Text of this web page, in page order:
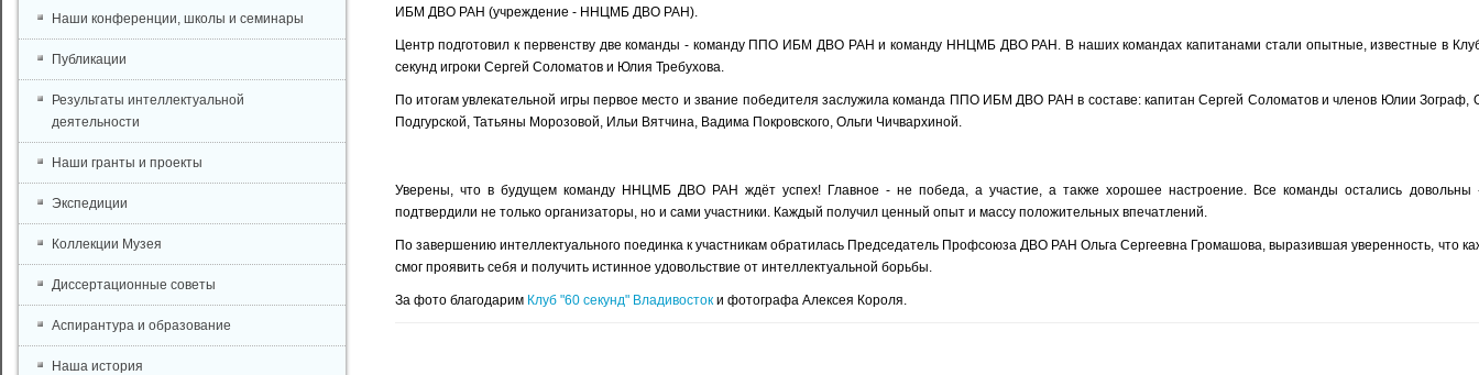
ИБМ ДВО РАН (учреждение - ННЦМБ ДВО РАН).
Центр подготовил к первенству две команды - команду ППО ИБМ ДВО РАН и команду ННЦМБ ДВО РАН. В наших командах капитанами стали опытные, известные в
секунд игроки Сергей Соломатов и Юлия Требухова.
По итогам увлекательной игры первое место и звание победителя заслужила команда ППО ИБМ ДВО РАН в составе: капитан Сергей Соломатов и членов Юлии Зограф,
Подгурской, Татьяны Морозовой, Ильи Вятчина, Вадима Покровского, Ольги Чичвархиной.
Уверены, что в будущем команду ННЦМБ ДВО РАН ждёт успех! Главное - не победа, а участие, а также хорошее настроение. Все команды остались довольны
подтвердили не только организаторы, но и сами участники. Каждый получил ценный опыт и массу положительных впечатлений.
По завершению интеллектуального поединка к участникам обратилась Председатель Профсоюза ДВО РАН Ольга Сергеевна Громашова, выразившая уверенность, что
смог проявить себя и получить истинное удовольствие от интеллектуальной борьбы.
За фото благодарим Клуб "60 секунд" Владивостоки фотографа Алексея Короля.
Наши конференции, школы и семинары
Публикации
Результаты интеллектуальной
деятельности
Наши гранты и проекты
Экспедиции
Коллекции Музея
Диссертационные советы
Аспирантура и образование
Наша история